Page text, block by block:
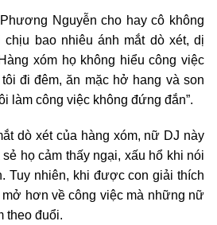
Nguyễn cho hay cô không
bao nhiêu ánh mắt dò xét, dị
xóm họ không hiểu công việc
đi đêm, ăn mặc hở hang và son
làm công việc không đứng đắn”.
dò xét của hàng xóm, nữ DJ này
họ cảm thấy ngại, xấu hổ khi nói
Tuy nhiên, khi được con giải thích
hơn về công việc mà những nữ
theo đuổi.